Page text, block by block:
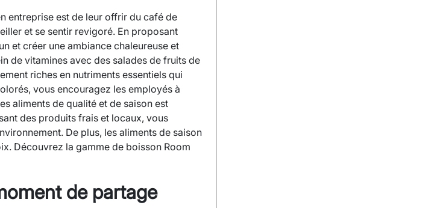
entreprise est de leur offrir du café de
et se sentir revigoré. En proposant
et créer une ambiance chaleureuse et
de vitamines avec des salades de fruits de
riches en nutriments essentiels qui
vous encouragez les employés à
aliments de qualité et de saison est
des produits frais et locaux, vous
De plus, les aliments de saison
Découvrez la gamme de boisson Room
de partage